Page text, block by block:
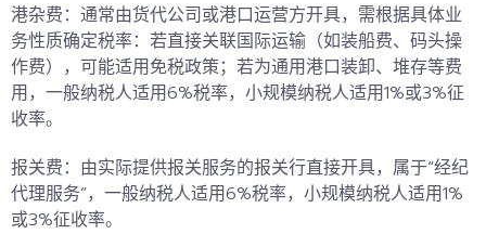
港杂费：通常由货代公司或港口运营方开具，需根据具体业
务性质确定税率：若直接关联国际运输（如装船费、码头操
作费），可能适用免税政策；若为通用港口装卸、堆存等费
用，一般纳税人适用6%税率，小规模纳税人适用1%或3%征
收率。
报关费：由实际提供报关服务的报关行直接开具，属于“经纪
代理服务”，一般纳税人适用6%税率，小规模纳税人适用1%
或3%征收率。